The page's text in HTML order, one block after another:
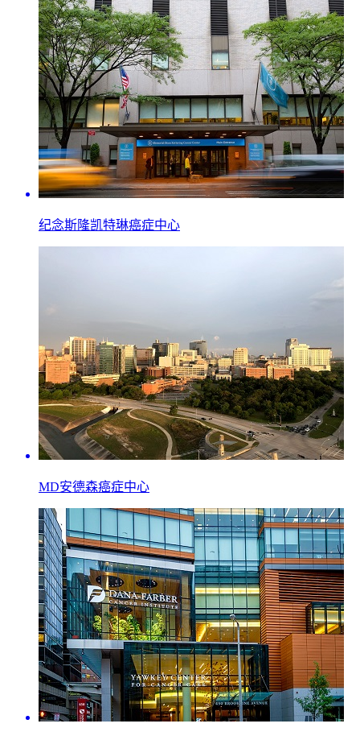
纪念斯隆凯特琳癌症中心
MD安德森癌症中心